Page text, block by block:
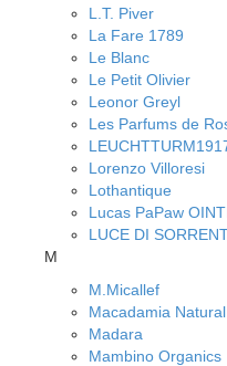
L.T. Piver
La Fare 1789
Le Blanc
Le Petit Olivier
Leonor Greyl
Les Parfums de
Lorenzo Villoresi
Lothantique
Lucas PaPaw
LUCE DI
M
M.Micallef
Macadamia
Madara
Mambino Organics